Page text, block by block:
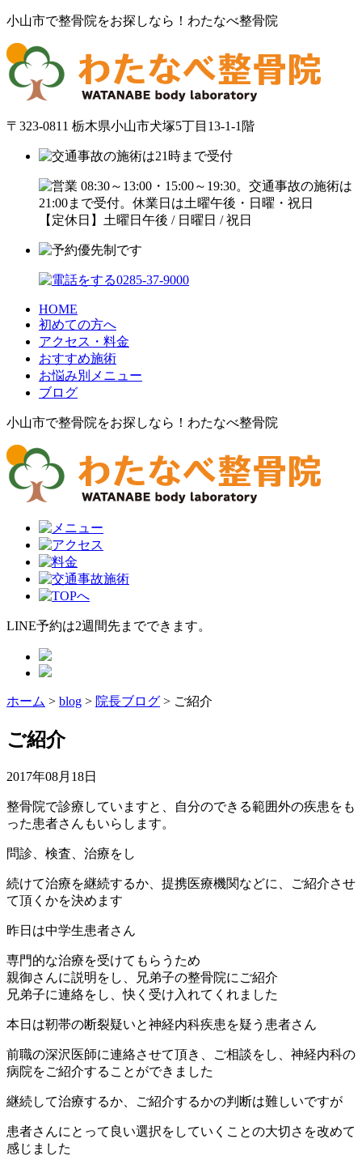
小山市で整骨院をお探しなら！わたなべ整骨院
〒323-0811 栃木県小山市犬塚5丁目13-1-1階
【定休日】土曜日午後 / 日曜日 / 祝日
HOME
初めての方へ
アクセス・料金
おすすめ施術
お悩み別メニュー
ブログ
小山市で整骨院をお探しなら！わたなべ整骨院
LINE予約は2週間先までできます。
ホーム > blog > 院長ブログ > ご紹介
ご紹介
2017年08月18日
整骨院で診療していますと、自分のできる範囲外の疾患をも
った患者さんもいらします。
問診、検査、治療をし
続けて治療を継続するか、提携医療機関などに、ご紹介させ
て頂くかを決めます
昨日は中学生患者さん
専門的な治療を受けてもらうため
親御さんに説明をし、兄弟子の整骨院にご紹介
兄弟子に連絡をし、快く受け入れてくれました
本日は靭帯の断裂疑いと神経内科疾患を疑う患者さん
前職の深沢医師に連絡させて頂き、ご相談をし、神経内科の
病院をご紹介することができました
継続して治療するか、ご紹介するかの判断は難しいですが
患者さんにとって良い選択をしていくことの大切さを改めて
感じました